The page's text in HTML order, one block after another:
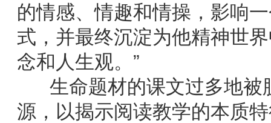
的情感、情趣和情操，影响
式，并最终沉淀为他精神世
念和人生观。”
生命题材的课文过多地被
源，以揭示阅读教学的本质